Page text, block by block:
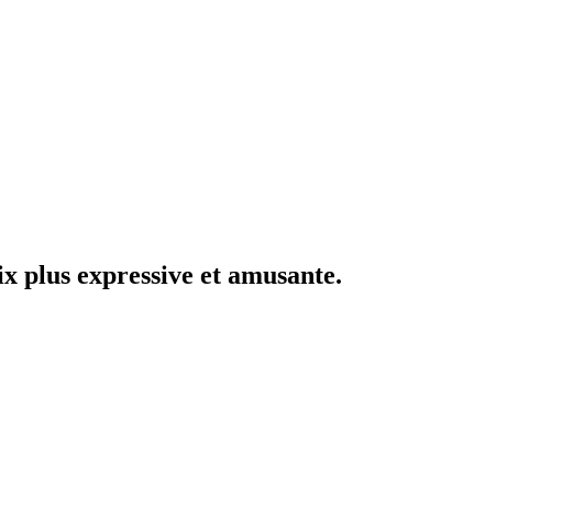
expressive et amusante.